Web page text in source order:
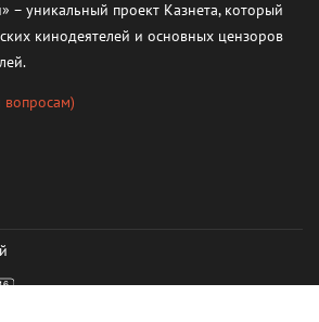
– уникальный проект Казнета, который
кинодеятелей и основных цензоров
вопросам)